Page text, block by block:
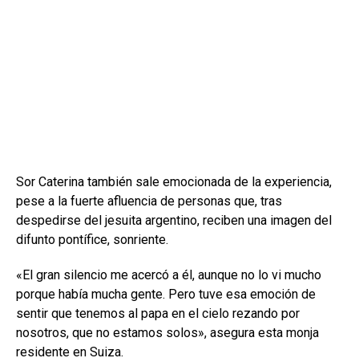
Sor Caterina también sale emocionada de la experiencia,
pese a la fuerte afluencia de personas que, tras
despedirse del jesuita argentino, reciben una imagen del
difunto pontífice, sonriente.
«El gran silencio me acercó a él, aunque no lo vi mucho
porque había mucha gente. Pero tuve esa emoción de
sentir que tenemos al papa en el cielo rezando por
nosotros, que no estamos solos», asegura esta monja
residente en Suiza.